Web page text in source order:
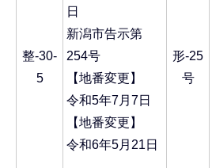
整-30-
5
日
新潟市告示第
254号
【地番変更】
令和5年7月7日
【地番変更】
令和6年5月21日
形-25
号